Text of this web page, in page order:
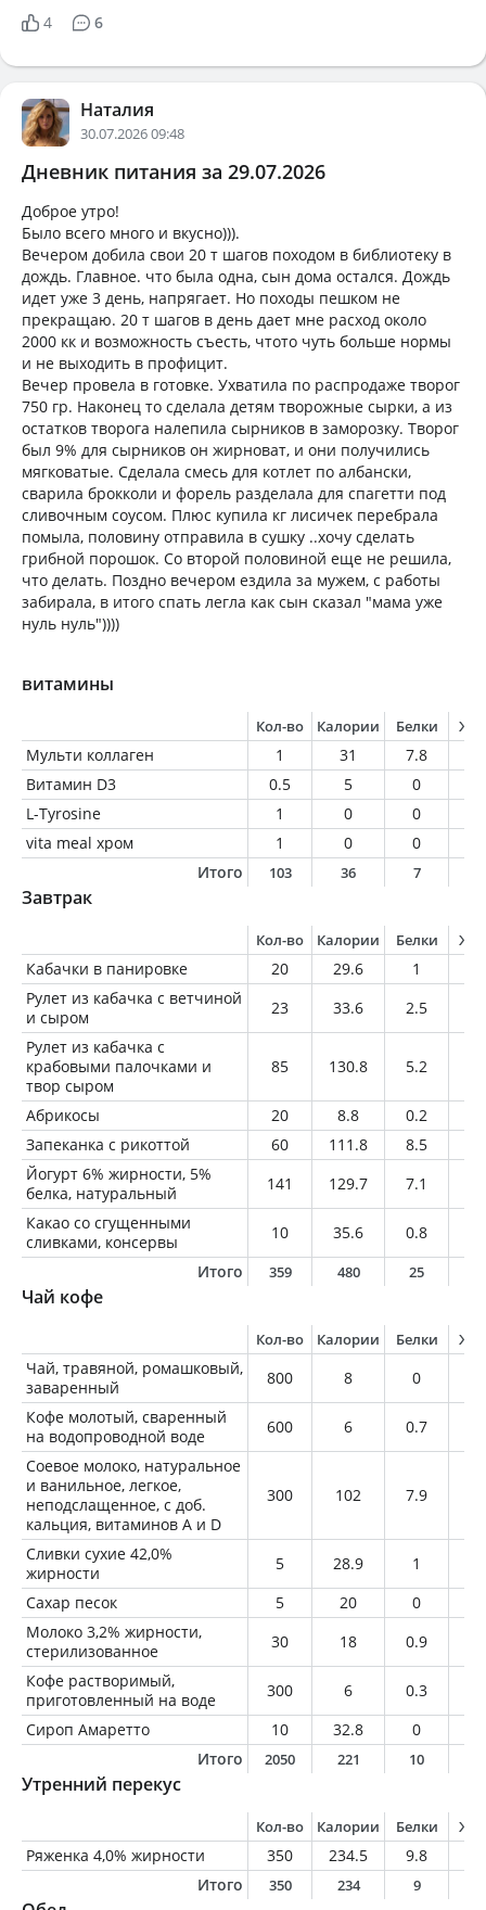
4
6
Наталия
30.07.2026 09:48
Дневник питания за 29.07.2026
Доброе утро!
Было всего много и вкусно))).
Вечером добила свои 20 т шагов походом в библиотеку в
дождь. Главное. что была одна, сын дома остался. Дождь
идет уже 3 день, напрягает. Но походы пешком не
прекращаю. 20 т шагов в день дает мне расход около
2000 кк и возможность съесть, чтото чуть больше нормы
и не выходить в профицит.
Вечер провела в готовке. Ухватила по распродаже творог
750 гр. Наконец то сделала детям творожные сырки, а из
остатков творога налепила сырников в заморозку. Творог
был 9% для сырников он жирноват, и они получились
мягковатые. Сделала смесь для котлет по албански,
сварила брокколи и форель разделала для спагетти под
сливочным соусом. Плюс купила кг лисичек перебрала
помыла, половину отправила в сушку ..хочу сделать
грибной порошок. Со второй половиной еще не решила,
что делать. Поздно вечером ездила за мужем, с работы
забирала, в итого спать легла как сын сказал "мама уже
нуль нуль"))))
витамины
Кол-во Калории Белки
Мульти коллаген 1 31 7.8
Витамин D3
0.5 5 0
L-Tyrosine
1 0 0
vita meal хром
1 0 0
Итого
103 36 7
Завтрак
Кол-во Калории Белки
Кабачки в панировке 20 29.6 1
Рулет из кабачка с ветчиной
и сыром
23 33.6 2.5
Рулет из кабачка с
крабовыми палочками и
твор сыром
85 130.8 5.2
Абрикосы 20 8.8 0.2
Запеканка с рикоттой
60 111.8 8.5
Йогурт 6% жирности, 5%
белка, натуральный
141 129.7 7.1
Какао со сгущенными
сливками, консервы
10 35.6 0.8
Итого
359 480 25
Чай кофе
Кол-во Калории Белки
Чай, травяной, ромашковый,
заваренный
800 8 0
Кофе молотый, сваренный
на водопроводной воде
600 6 0.7
Соевое молоко, натуральное
и ванильное, легкое,
неподслащенное, с доб.
кальция, витаминов A и D
300 102 7.9
Сливки сухие 42,0%
жирности
5 28.9 1
Сахар песок
5 20 0
Молоко 3,2% жирности,
стерилизованное
30 18 0.9
Кофе растворимый,
приготовленный на воде
300 6 0.3
Сироп Амаретто
10 32.8 0
Итого
2050 221 10
Утренний перекус
Кол-во Калории Белки
Ряженка 4,0% жирности 350 234.5 9.8
Итого
350 234 9